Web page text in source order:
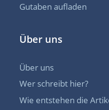
Gutaben aufladen
Über uns
Über uns
Wer schreibt hier?
Wie entstehen die